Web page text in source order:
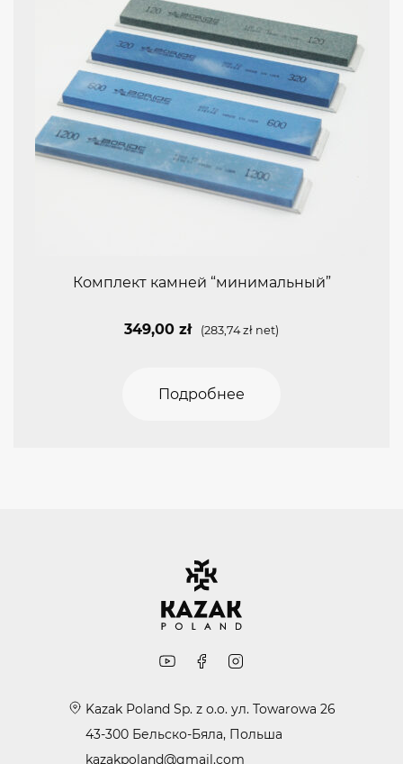
Комплект камней “минимальный”
349,00 zł (283,74zł net)
Подробнее
Kazak Poland Sp. z o.o. ул. Towarowa 26
43-300 Бельско-Бяла, Польша
kazakpoland@gmail.com